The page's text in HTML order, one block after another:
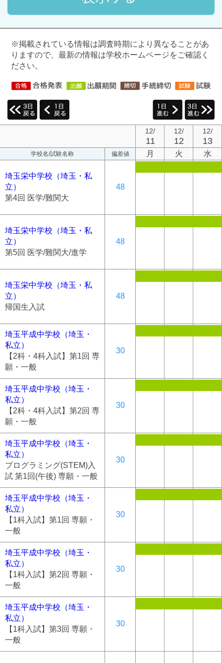
※掲載されている情報は調査時期により異なることがあ
りますので、最新の情報は学校ホームページをご確認く
ださい。
12/
11
12/
12
12/
13
学校名/試験名称 偏差値 月 火 水
埼玉栄中学校（埼玉・私
立）
第4回 医学/難関大
48
埼玉栄中学校（埼玉・私
立）
第5回 医学/難関大/進学
48
埼玉栄中学校（埼玉・私
立）
帰国生入試
48
埼玉平成中学校（埼玉・
私立）
【2科・4科入試】第1回 専
願・一般
30
埼玉平成中学校（埼玉・
私立）
【2科・4科入試】第2回 専
願・一般
30
埼玉平成中学校（埼玉・
私立）
プログラミング(STEM)入
試 第1回(午後) 専願・一般
30
埼玉平成中学校（埼玉・
私立）
【1科入試】第1回 専願・
一般
30
埼玉平成中学校（埼玉・
私立）
【1科入試】第2回 専願・
一般
30
埼玉平成中学校（埼玉・
私立）
【1科入試】第3回 専願・
一般
30